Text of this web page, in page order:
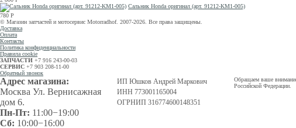
Сальник Honda оригинал (арт. 91212-KM1-005)
780 Р
© Магазин запчастей и мотосервис Motorradhof. 2007-2026. Все права защищены.
Доставка
Оплата
Контакты
Политика конфиденциальности
Правила cookie
ЗАПЧАСТИ +7 916 243-00-03
СЕРВИС +7 903 208-11-00
Обратный звонок
Адрес магазина:
Москва Ул. Вернисажная
дом 6.
Пн-Пт: 11:00−19:00
Сб: 10:00−16:00
ИП Юшков Андрей Маркович
ИНН 773001165004
ОГРНИП 316774600148351
Обращаем ваше
Российской Федерации.